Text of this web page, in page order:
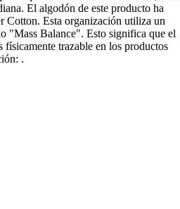
El algodón de este producto ha
Cotton. Esta organización utiliza un
"Mass Balance". Esto significa que el
trazable en los productos
.